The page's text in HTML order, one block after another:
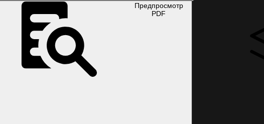
Предпросмотр
PDF